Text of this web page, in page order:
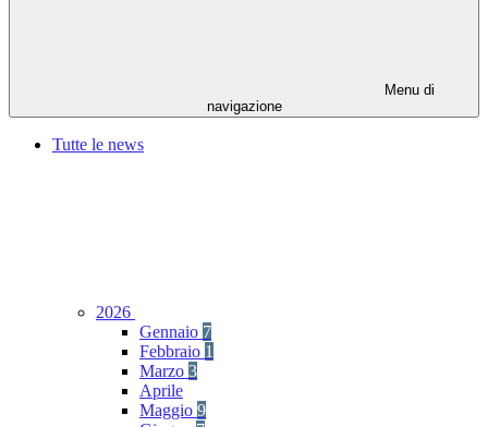
Menu di
navigazione
Tutte le news
2026
Gennaio 7
Febbraio 1
Marzo 3
Aprile
Maggio 9